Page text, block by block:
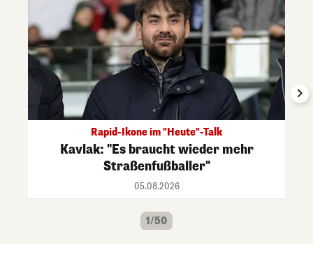
Rapid-Ikone im "Heute"-Talk
Kavlak: "Es braucht wieder mehr
Straßenfußballer"
05.08.2026
1/50